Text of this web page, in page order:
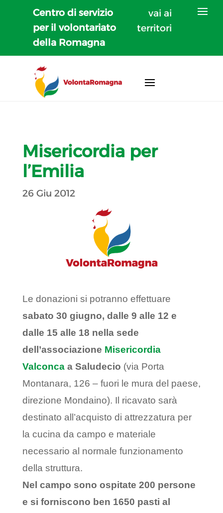
Centro di servizio
per il volontariato
della Romagna
vai ai
territori
Misericordia per
l’Emilia
26 Giu 2012
Le donazioni si potranno effettuare
sabato 30 giugno, dalle 9 alle 12 e
dalle 15 alle 18 nella sede
dell’associazione Misericordia
Valconcaa Saludecio (via Porta
Montanara, 126 – fuori le mura del paese,
direzione Mondaino). Il ricavato sarà
destinato all’acquisto di attrezzatura per
la cucina da campo e materiale
necessario al normale funzionamento
della struttura.
Nel campo sono ospitate 200 persone
e si forniscono ben 1650 pasti al